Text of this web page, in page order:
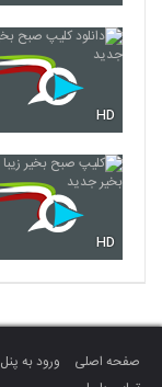
HD
HD
صفحه اصلی ورود به